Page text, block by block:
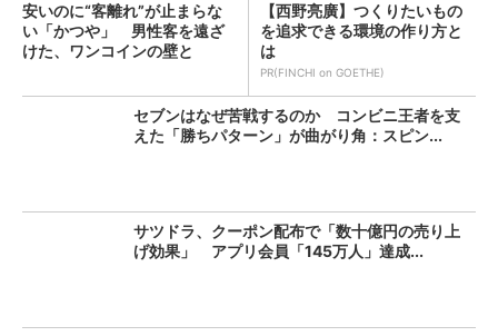
安いのに“客離れ”が止まらな
い「かつや」 男性客を遠ざ
けた、ワンコインの壁と
【西野亮廣】つくりたいもの
を追求できる環境の作り方と
は
PR(FINCHI on GOETHE)
セブンはなぜ苦戦するのか コンビニ王者を支
えた「勝ちパターン」が曲がり角：スピン...
サツドラ、クーポン配布で「数十億円の売り上
げ効果」 アプリ会員「145万人」達成...